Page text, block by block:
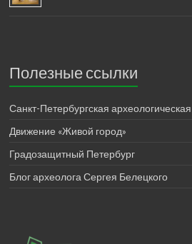
Полезные ссылки
Санкт-Петербургская
Движение «Живой город»
Градозащитный Петербург
Блог археолога Сергея Белецкого